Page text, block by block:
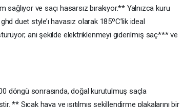
ve saçı hasarsız bırakıyor.** Yalnızca kuru
duet style’ı havasız olarak 185ºC’lik ideal
ani şekilde elektriklenmeyi giderilmiş saç*** ve
döngü sonrasında, doğal kurutulmuş saçla
** Sıcak hava ve ısıtılmış şekillendirme plakalarını bir